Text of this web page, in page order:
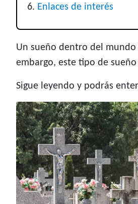
Enlaces de interés
Un sueño dentro del
embargo, este tipo de
Sigue leyendo y podrás